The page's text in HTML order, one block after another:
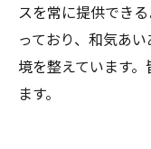
スを常に提供でき
っており、和気あ
境を整えています
ます。